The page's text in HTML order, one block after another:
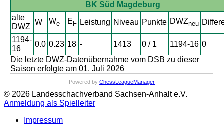
BK Süd Magdeburg
alte
DWZ
W We E F Leistung Niveau Punkte DWZneu
1194-
16
0.0 0.23 18 - 1413 0 / 1 1194-16 0
Die letzte DWZ-Datenübernahme vom DSB zu dieser
Saison erfolgte am 01. Juli 2026
Powered by ChessLeagueManager
© 2026 Landesschachverband Sachsen-Anhalt e.V.
Anmeldung als Spielleiter
Impressum